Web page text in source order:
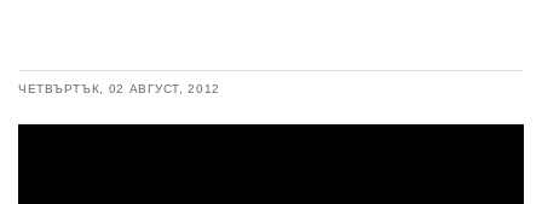
ЧЕТВЪРТЪК, 02 АВГУСТ, 2012